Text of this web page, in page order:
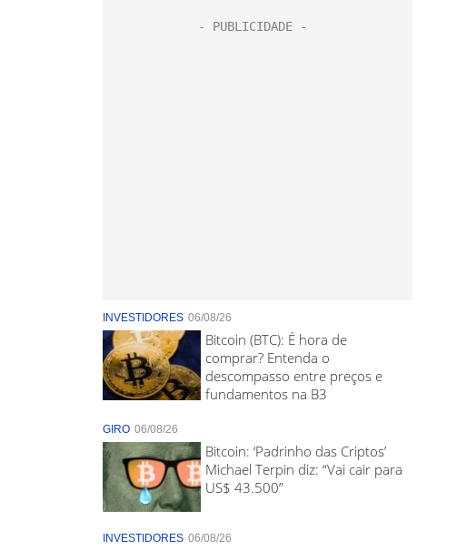
INVESTIDORES 06/08/26
Bitcoin (BTC): É hora de
comprar? Entenda o
descompasso entre preços e
fundamentos na B3
GIRO 06/08/26
Bitcoin: ‘Padrinho das Criptos’
Michael Terpin diz: “Vai cair para
US$ 43.500”
INVESTIDORES 06/08/26